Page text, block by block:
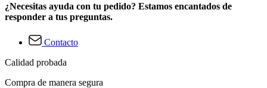
¿Necesitas ayuda con tu pedido? Estamos encantados de
responder a tus preguntas.
Contacto
Calidad probada
Compra de manera segura